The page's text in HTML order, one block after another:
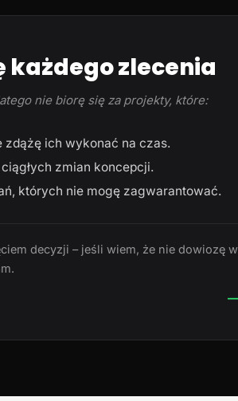
każdego zlecenia
nie biorę się za projekty, które:
zdążę ich wykonać na czas.
zmian koncepcji.
których nie mogę zagwarantować.
decyzji – jeśli wiem, że nie dowiozę
—